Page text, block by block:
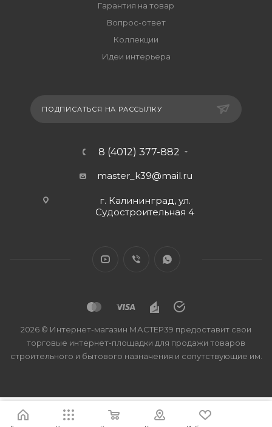
Гарантия на товар
Вопрос-ответ
Коллекции
Идеи интерьера
ПОДПИСАТЬСЯ НА РАССЫЛКУ
8 (4012) 377-882
master_k39@mail.ru
г. Калининград, ул.
Судостроительная 4
2026 © Интернет-магазин МАСТЕР39 предоставит свои
торговые интернет-площадки для продажи товаров
строительного и бытового назначения и сопутствующие им.